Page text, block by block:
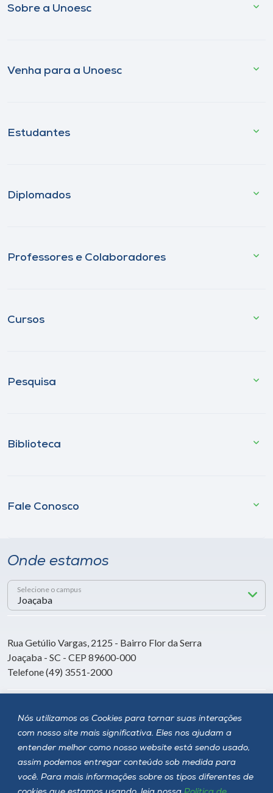
Nós utilizamos os Cookies para tornar suas interações
com nosso site mais significativa. Eles nos ajudam a
entender melhor como nosso website está sendo usado,
assim podemos entregar conteúdo sob medida para
você. Para mais informações sobre os tipos diferentes de
Sobre a Unoesc
Venha para a Unoesc
Estudantes
Diplomados
Professores e Colaboradores
Cursos
Pesquisa
Biblioteca
Fale Conosco
Onde estamos
Selecione o campus
Rua Getúlio Vargas, 2125 - Bairro Flor da Serra
Joaçaba - SC - CEP 89600-000
Telefone (49) 3551-2000
Siga a Unoesc